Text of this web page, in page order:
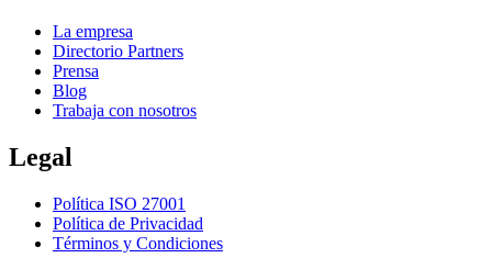
La empresa
Directorio Partners
Prensa
Blog
Trabaja con nosotros
Legal
Política ISO 27001
Política de Privacidad
Términos y Condiciones